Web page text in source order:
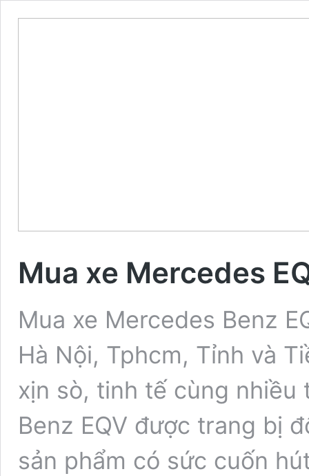
Mua xe Mercedes
Mua xe Mercedes Benz
Hà Nội, Tphcm, Tỉnh và
xịn sò, tinh tế cùng
Benz EQV được trang bị
sản phẩm có sức cuốn